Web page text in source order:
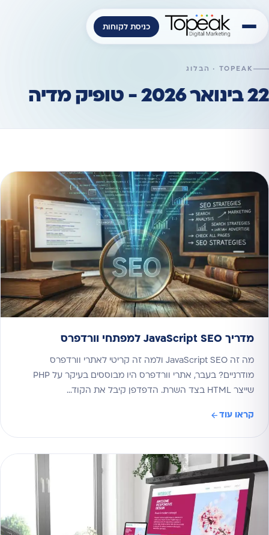
כניסת לקוחות
TOPEAK · הבלוג
22 בינואר 2026 - טופיק מדיה
מדריך JavaScript SEO למפתחי וורדפרס
מה זה JavaScript SEO ולמה זה קריטי לאתרי וורדפרס
מודרניים? בעבר, אתרי וורדפרס היו מבוססים בעיקר על PHP
שייצר HTML בצד השרת. הדפדפן קיבל את הקוד…
קראו עוד